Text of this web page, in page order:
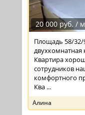
20 000 руб. /
Площадь 58/32/
двухкомнатная
Квартира
сотрудников
комфортного
Ква ...
Алина